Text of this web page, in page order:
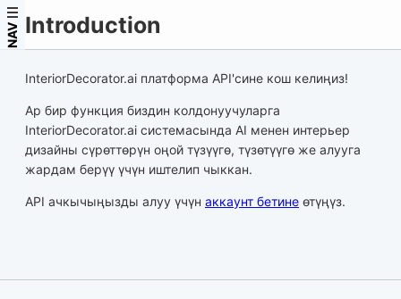
NAV Introduction
InteriorDecorator.ai платформа API'сине кош келиңиз!
Ар бир функция биздин колдонуучуларга
InteriorDecorator.ai системасында AI менен интерьер
дизайны сүрөттөрүн оңой түзүүгө, түзөтүүгө же алууга
жардам берүү үчүн иштелип чыккан.
API ачкычыңызды алуу үчүн аккаунт бетине өтүңүз.